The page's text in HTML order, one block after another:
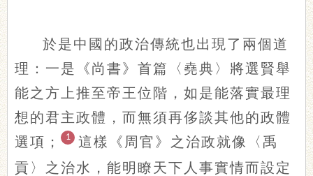
於是中國的政治傳統也出現了兩個道
理：一是《尚書》首篇〈堯典〉將選賢舉
能之方上推至帝王位階，如是能落實最理
想的君主政體，而無須再侈談其他的政體
選項；
1
這樣《周官》之治政就像〈禹
貢〉之治水，能明瞭天下人事實情而設定